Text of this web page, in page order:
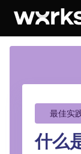
最佳实
什么